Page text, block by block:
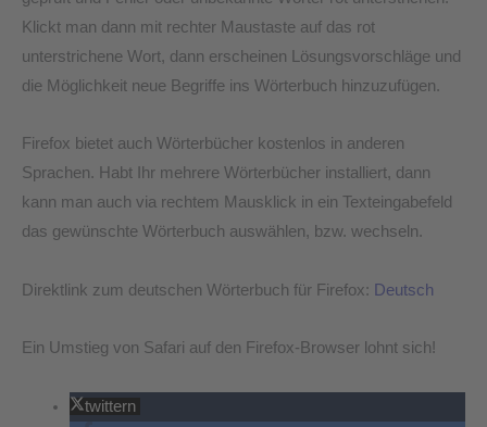
Klickt man dann mit rechter Maustaste auf das rot
unterstrichene Wort, dann erscheinen Lösungsvorschläge und
die Möglichkeit neue Begriffe ins Wörterbuch hinzuzufügen.
Firefox bietet auch Wörterbücher kostenlos in anderen
Sprachen. Habt Ihr mehrere Wörterbücher installiert, dann
kann man auch via rechtem Mausklick in ein Texteingabefeld
das gewünschte Wörterbuch auswählen, bzw. wechseln.
Direktlink zum deutschen Wörterbuch für Firefox: Deutsch
Ein Umstieg von Safari auf den Firefox-Browser lohnt sich!
twittern